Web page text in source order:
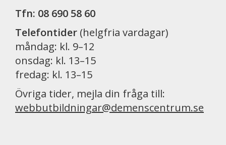
Tfn: 08 690 58 60
Telefontider (helgfria vardagar)
måndag: kl. 9–12
onsdag: kl. 13–15
fredag: kl. 13–15
Övriga tider, mejla din fråga till:
webbutbildningar@demenscentrum.se